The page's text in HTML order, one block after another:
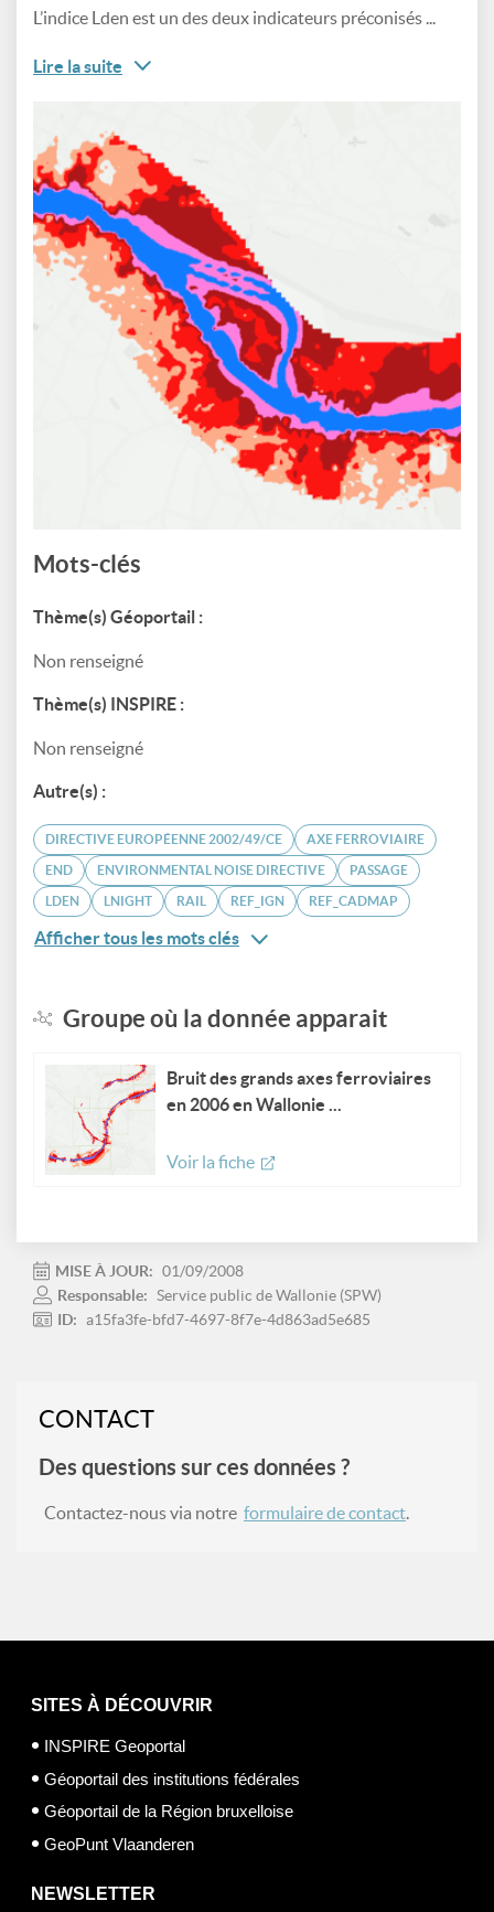
L’indice Lden est un des deux indicateurs préconisés ...
Lire la suite
Mots-clés
Thème(s) Géoportail :
Non renseigné
Thème(s) INSPIRE :
Non renseigné
Autre(s) :
DIRECTIVE EUROPÉENNE 2002/49/CE AXE FERROVIAIRE
END ENVIRONMENTAL NOISE DIRECTIVE PASSAGE
LDEN LNIGHT RAIL REF_IGN REF_CADMAP
Afficher tous les mots clés
Groupe où la donnée apparait
Bruit des grands axes ferroviaires
en 2006 en Wallonie ...
Voir la fiche
MISE À JOUR: 01/09/2008
Responsable: Service public de Wallonie (SPW)
ID: a15fa3fe-bfd7-4697-8f7e-4d863ad5e685
CONTACT
Des questions sur ces données ?
Contactez-nous via notre formulaire de contact.
SITES À DÉCOUVRIR
INSPIRE Geoportal
Géoportail des institutions fédérales
Géoportail de la Région bruxelloise
GeoPunt Vlaanderen
NEWSLETTER